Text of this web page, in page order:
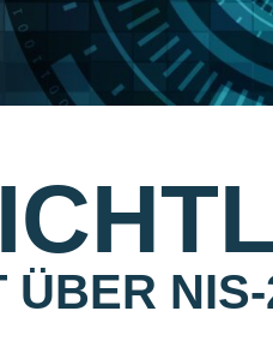
ÜBER